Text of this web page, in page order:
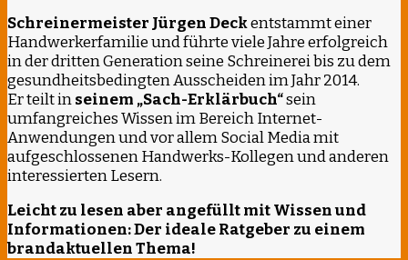
Schreinermeister Jürgen Deckentstammt einer
Handwerkerfamilie und führte viele Jahre erfolgreich
in der dritten Generation seine Schreinerei bis zu dem
gesundheitsbedingten Ausscheiden im Jahr 2014.
Er teilt inseinem „Sach-Erklärbuch“sein
umfangreiches Wissen im Bereich Internet-
Anwendungen und vor allem Social Media mit
aufgeschlossenen Handwerks-Kollegen und anderen
interessierten Lesern.
Leicht zu lesen aber angefüllt mit Wissen und
Informationen: Der ideale Ratgeber zu einem
brandaktuellen Thema!